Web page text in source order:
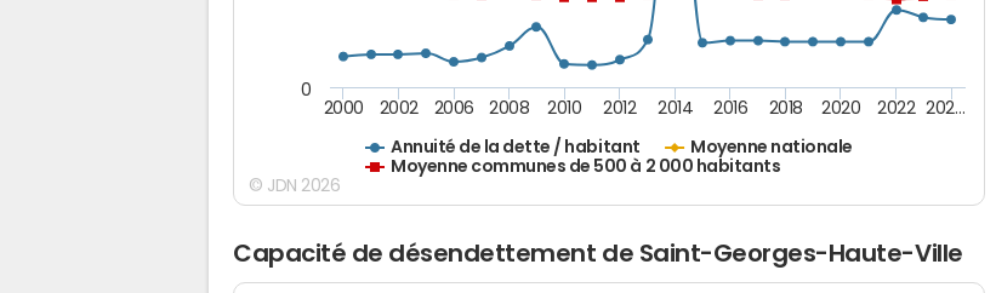
Annuité de la dette / habitant
Moyenne nationale
Moyenne communes de 500 à 2 000 habitants
2000 2002 2006 2008 2010 2012 2014 2016 2018 2020 2022 202…
0
© JDN 2026
Capacité de désendettement de Saint-Georges-Haute-Ville